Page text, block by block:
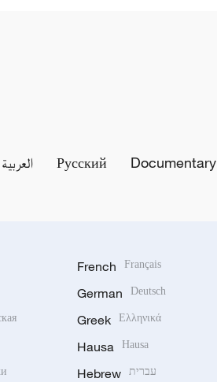
العربية Русский Documentary
French Français
German Deutsch
Greek Ελληνικά
Hausa Hausa
Hebrew עברית